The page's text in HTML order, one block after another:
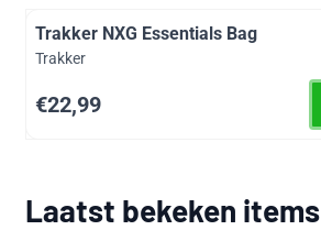
Trakker NXG Essentials Bag
Merk:
Trakker
Prijs: 22,99
€22,99
Laatst bekeken items